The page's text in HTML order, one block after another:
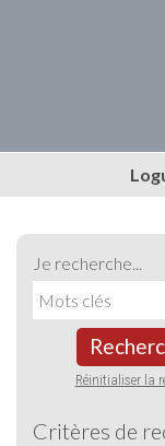
Je recherche...
Réinitialiser la
Critères de